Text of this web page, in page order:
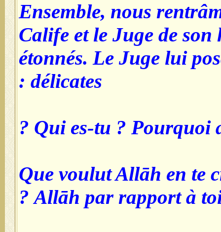
Ensemble, nous
Calife et le Juge de
étonnés. Le Juge lui
délicates :
Que voulut Allāh en te
Allāh par rapport à toi